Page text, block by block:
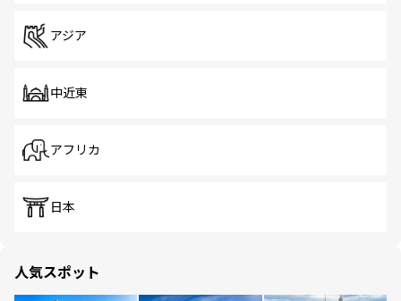
アジア
中近東
アフリカ
日本
人気スポット